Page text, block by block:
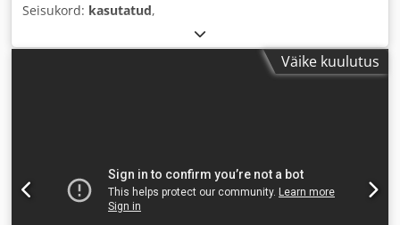
Seisukord: kasutatud,
Väike kuulutus